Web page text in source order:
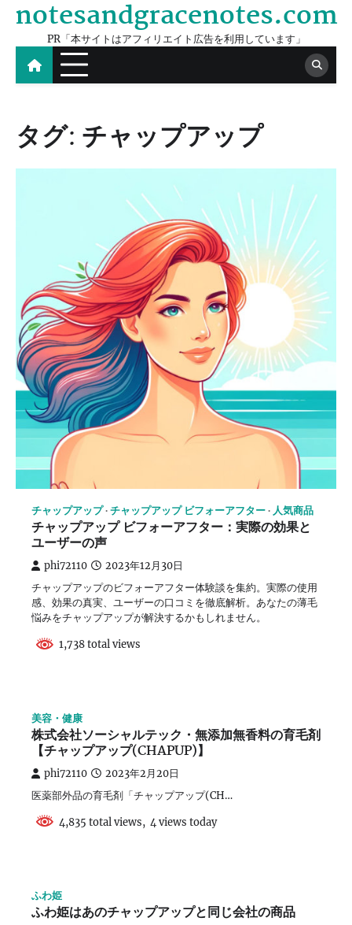
Skip
content
notesandgracenotes.com
PR「本サイトはアフィリエイト広告を利用しています」
タグ: チャップアップ
チャップアップ チャップアップ ビフォーアフター 人気商品
チャップアップ ビフォーアフター：実際の効果と
ユーザーの声
phi72110 2023年12月30日
チャップアップのビフォーアフター体験談を集約。実際の使用
感、効果の真実、ユーザーの口コミを徹底解析。あなたの薄毛
悩みをチャップアップが解決するかもしれません。
1,738 total views
美容・健康
株式会社ソーシャルテック・無添加無香料の育毛剤
【チャップアップ(CHAPUP)】
phi72110 2023年2月20日
医薬部外品の育毛剤「チャップアップ(CH…
4,835 total views, 4 views today
ふわ姫
ふわ姫はあのチャップアップと同じ会社の商品